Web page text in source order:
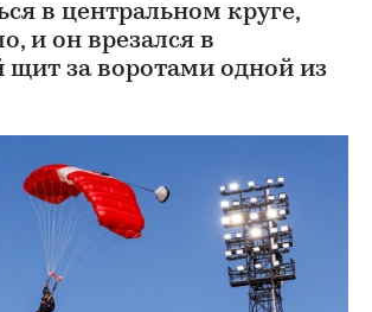
в центральном круге,
и он врезался в
за воротами одной из